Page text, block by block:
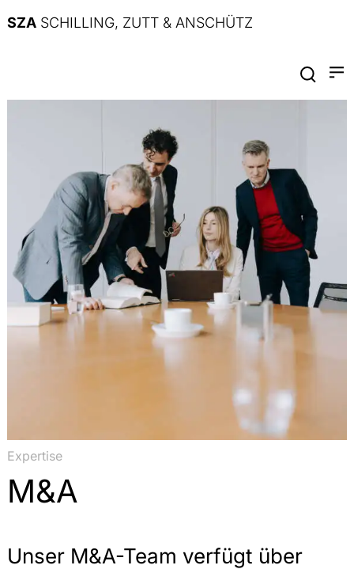
SZA SCHILLING, ZUTT & ANSCHÜTZ
Expertise
M&A
Unser M&A-Team verfügt über